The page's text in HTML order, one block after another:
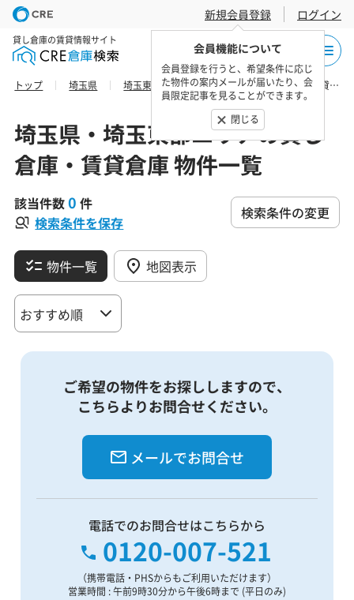
新規会員登録
会員機能について
会員登録を行うと、希望条件に応じ
た物件の案内メールが届いたり、会
員限定記事を見ることができます。
閉じる
ログイン
貸し倉庫の賃貸情報サイト
トップ 埼玉県 埼玉東部エリア 南埼玉郡の貸し倉庫・賃貸倉庫 物件一覧
埼玉県・埼玉東部エリアの貸し
倉庫・賃貸倉庫 物件一覧
該当件数0 件
検索条件を保存
検索条件の変更
物件一覧 地図表示
ご希望の物件をお探ししますので、
こちらよりお問合せください。
メールでお問合せ
電話でのお問合せはこちらから
0120-007-521
（携帯電話・PHSからもご利用いただけます）
営業時間 : 午前9時30分から午後6時まで (平日のみ)